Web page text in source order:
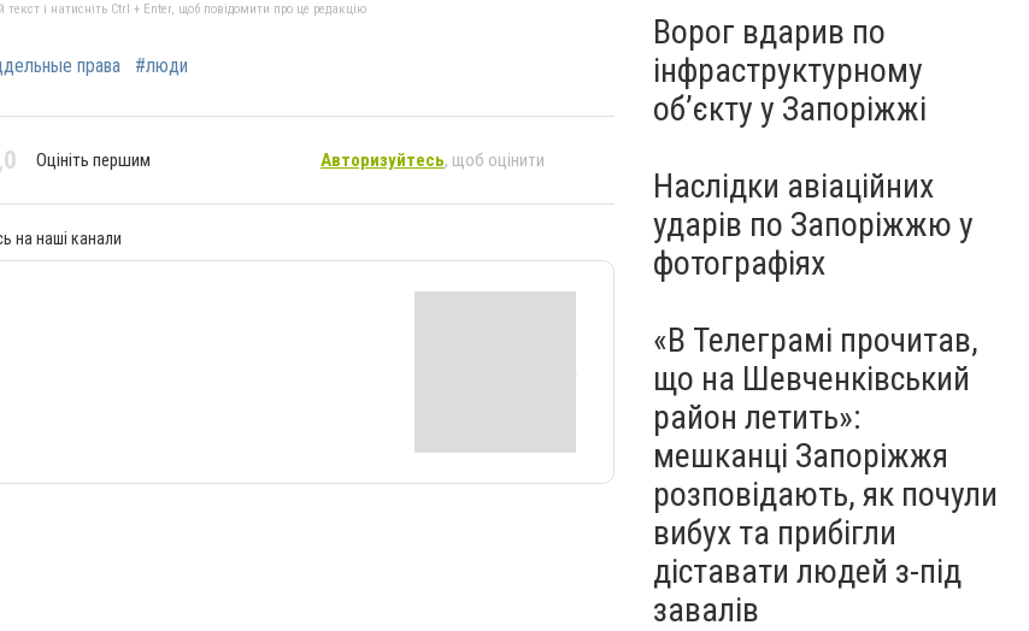
і натисніть Ctrl + Enter, щоб повідомити про це редакцію
права #люди
Оцініть першим Авторизуйтесь, щоб оцінити
на наші канали
Ворог вдарив по
інфраструктурному
обʼєкту у Запоріжжі
Наслідки авіаційних
ударів по Запоріжжю у
фотографіях
«В Телеграмі прочитав,
що на Шевченківський
район летить»:
мешканці Запоріжжя
розповідають, як почули
вибух та прибігли
діставати людей з-під
завалів